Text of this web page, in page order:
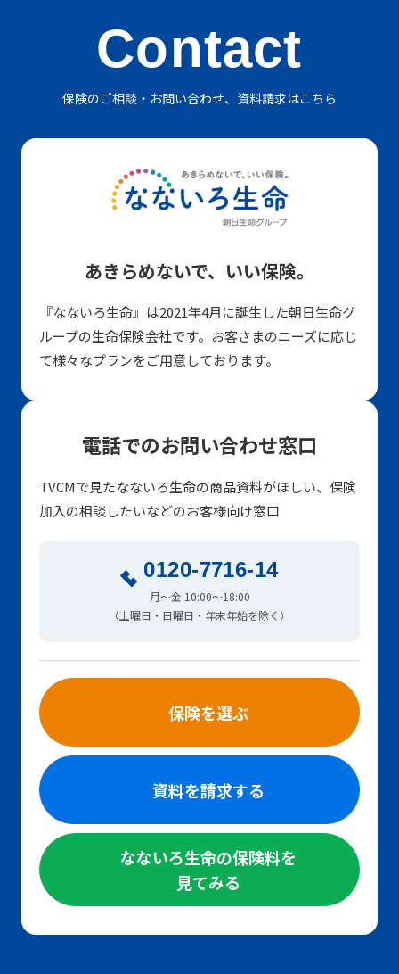
Contact
保険のご相談・お問い合わせ、資料請求はこちら
あきらめないで、いい保険。
『なないろ生命』は2021年4月に誕生した朝日生命グ
ループの生命保険会社です。お客さまのニーズに応じ
て様々なプランをご用意しております。
電話でのお問い合わせ窓口
TVCMで見たなないろ生命の商品資料がほしい、保険
加入の相談したいなどのお客様向け窓口
0120-7716-14
月〜金 10:00〜18:00
（土曜日・日曜日・年末年始を除く）
保険を選ぶ
資料を請求する
なないろ生命の保険料を
見てみる